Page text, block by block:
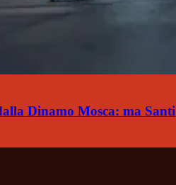
Dinamo Mosca: ma Santi